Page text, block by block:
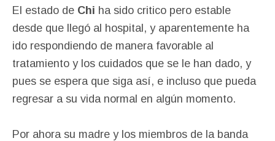
El estado de Chi ha sido critico pero estable
desde que llegó al hospital, y aparentemente ha
ido respondiendo de manera favorable al
tratamiento y los cuidados que se le han dado, y
pues se espera que siga así, e incluso que pueda
regresar a su vida normal en algún momento.
Por ahora su madre y los miembros de la banda